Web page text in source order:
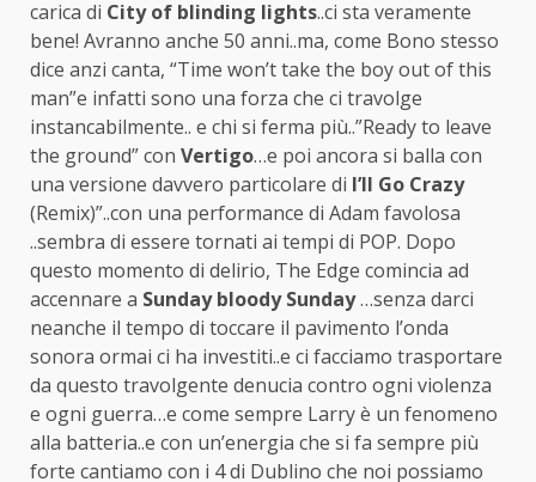
carica di City of blinding lights..ci sta veramente
bene! Avranno anche 50 anni..ma, come Bono stesso
dice anzi canta, “Time won’t take the boy out of this
man”e infatti sono una forza che ci travolge
instancabilmente.. e chi si ferma più..”Ready to leave
the ground” con Vertigo…e poi ancora si balla con
una versione davvero particolare di I’ll Go Crazy
(Remix)”..con una performance di Adam favolosa
..sembra di essere tornati ai tempi di POP. Dopo
questo momento di delirio, The Edge comincia ad
accennare a Sunday bloody Sunday…senza darci
neanche il tempo di toccare il pavimento l’onda
sonora ormai ci ha investiti..e ci facciamo trasportare
da questo travolgente denucia contro ogni violenza
e ogni guerra…e come sempre Larry è un fenomeno
alla batteria..e con un’energia che si fa sempre più
forte cantiamo con i 4 di Dublino che noi possiamo